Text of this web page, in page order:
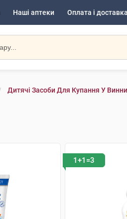
Наші аптеки Оплата і доставка
Дитячі Засоби Для Купання У
1+1=3